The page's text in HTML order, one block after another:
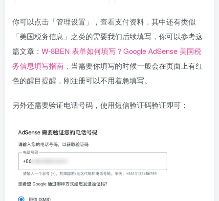
你可以点击「管理设置」，查看支付资料，其中还有类似
「美国税务信息」之类的需要我们后续填写，你可以参考这
篇文章： W-8BEN 表单如何填写？Google AdSense 美国税
务信息填写指南 ，当需要你填写的时候一般会在页面上有红
色的醒目提醒，刚注册可以不用着急填写。
另外还需要验证电话号码，使用短信验证码验证即可：